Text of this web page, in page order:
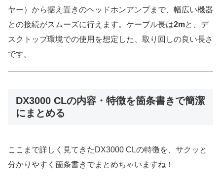
ヤー）から据え置きのヘッドホンアンプまで、幅広い機器
との接続がスムーズに行えます。ケーブル長は2mと、デ
スクトップ環境での使用を想定した、取り回しの良い長さ
です。
DX3000 CLの内容・特徴を箇条書きで簡潔
にまとめる
ここまで詳しく見てきたDX3000 CLの特徴を、サクッと
分かりやすく箇条書きでまとめちゃいますね！